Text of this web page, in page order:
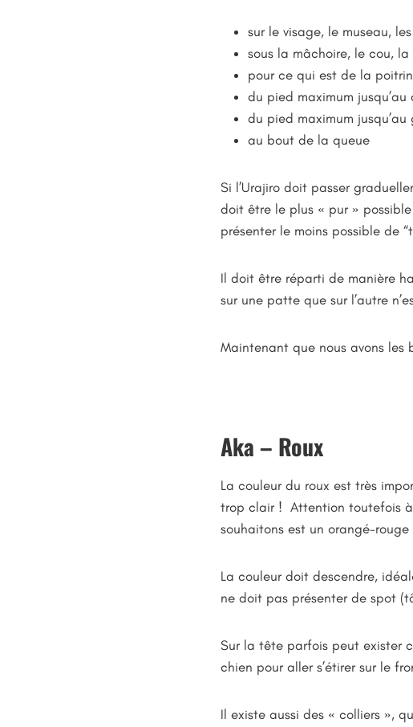
sur le visage, le museau,
sous la mâchoire, le cou,
pour ce qui est de la
du pied maximum
du pied maximum
au bout de la queue
Si l’Urajiro doit passer
doit être le plus « pur »
présenter le moins possible de
Il doit être réparti de manière
sur une patte que sur l’autre
Maintenant que nous avons les
Aka – Roux
La couleur du roux est très
trop clair ! Attention toutefois à
souhaitons est un orangé-rouge
La couleur doit descendre,
ne doit pas présenter de spot
Sur la tête parfois peut exister
chien pour aller s’étirer sur le
Il existe aussi des « colliers »,